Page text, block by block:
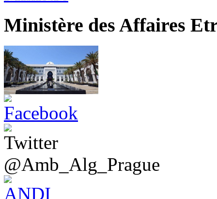
Ministère des Affaires
@Amb_Alg_Prague